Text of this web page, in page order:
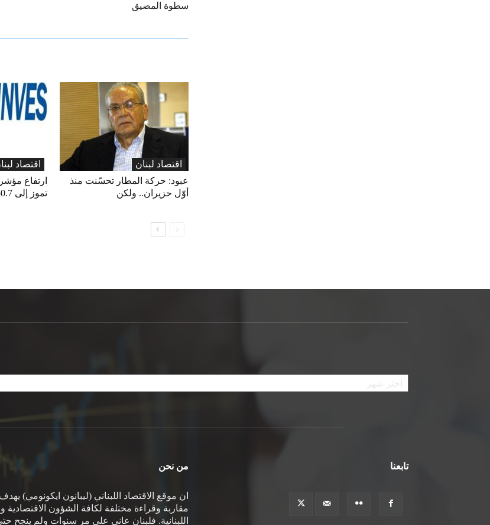
سطوة المضيق
اقتصاد
تموز إلى 50.7 نقطة
اقتصاد لبنان
عبود: حركة المطار تحسّنت منذ
أوّل حزيران.. ولكن
الأرشيف
من نحن
ان موقع الاقتصاد اللبناني (ليبانون ايكونومي)
مقاربة وقراءة مختلفة لكافة الشؤون الاقتصادية
اللبنانية. فلبنان عانى على مر سنوات ولم ينجح
تابعنا